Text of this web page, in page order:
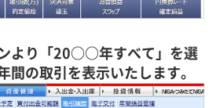
より「20○○年すべて」を選
間の取引を表示いたします。